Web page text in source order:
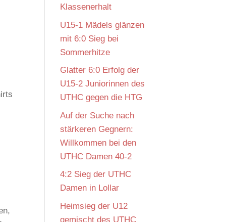
Klassenerhalt
U15-1 Mädels glänzen
mit 6:0 Sieg bei
Sommerhitze
Glatter 6:0 Erfolg der
U15-2 Juniorinnen des
UTHC gegen die HTG
Auf der Suche nach
stärkeren Gegnern:
Willkommen bei den
UTHC Damen 40-2
4:2 Sieg der UTHC
Damen in Lollar
Heimsieg der U12
gemischt des UTHC